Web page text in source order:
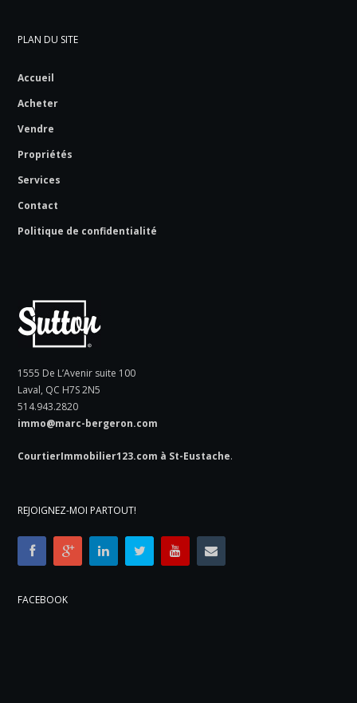
PLAN DU SITE
Accueil
Acheter
Vendre
Propriétés
Services
Contact
Politique de confidentialité
1555 De L’Avenir suite 100
Laval, QC H7S 2N5
514.943.2820
immo@marc-bergeron.com
CourtierImmobilier123.com à St-Eustache.
REJOIGNEZ-MOI PARTOUT!
FACEBOOK